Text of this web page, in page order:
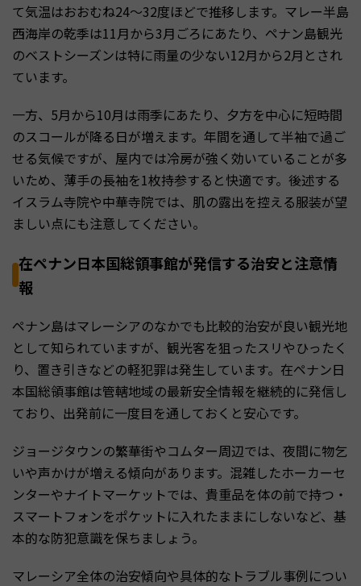
て気温はおおむね24〜32度ほどで推移します。マレー半島
西海岸の乾季は11月から3月ごろにあたり、ペナン島観光
のベストシーズンは特に雨量の少ない12月から2月とされ
ています。
一方、5月から10月は雨季にあたり、夕方を中心に短時間
のスコールが降る日が増えます。年間を通して半袖で過ご
せる気候ですが、屋内では冷房が強く効いていることが多
いため、薄手の長袖を1枚持参すると快適です。後述する
イスラム寺院や中華寺院では、肌の露出を控える服装が望
ましい点にも注意してください。
在ペナン日本国総領事館が発信する治安と注意情
報
ペナン島はマレーシアのなかでも比較的治安が良い観光地
として知られていますが、観光客を狙ったスリやひったく
り、置き引きなどの軽犯罪は発生しています。在ペナン日
本国総領事館は管轄地域の最新安全情報を継続的に発信し
ており、出発前に一度目を通しておくと安心です。
ジョージタウンの繁華街やコムター周辺では、夜間に物乞
いや声かけが増える傾向があります。混雑したホーカーセ
ンターやナイトマーケットでは、貴重品を体の前で持つ・
スマートフォンをポケットに入れたままにしないなど、基
本的な防犯意識を保ちましょう。
マレーシア全体の治安傾向や具体的なトラブル事例につい